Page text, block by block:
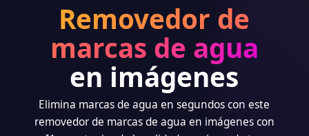
Removedor de
marcas de agua
en imágenes
Elimina marcas de agua en segundos con este
removedor de marcas de agua en imágenes con